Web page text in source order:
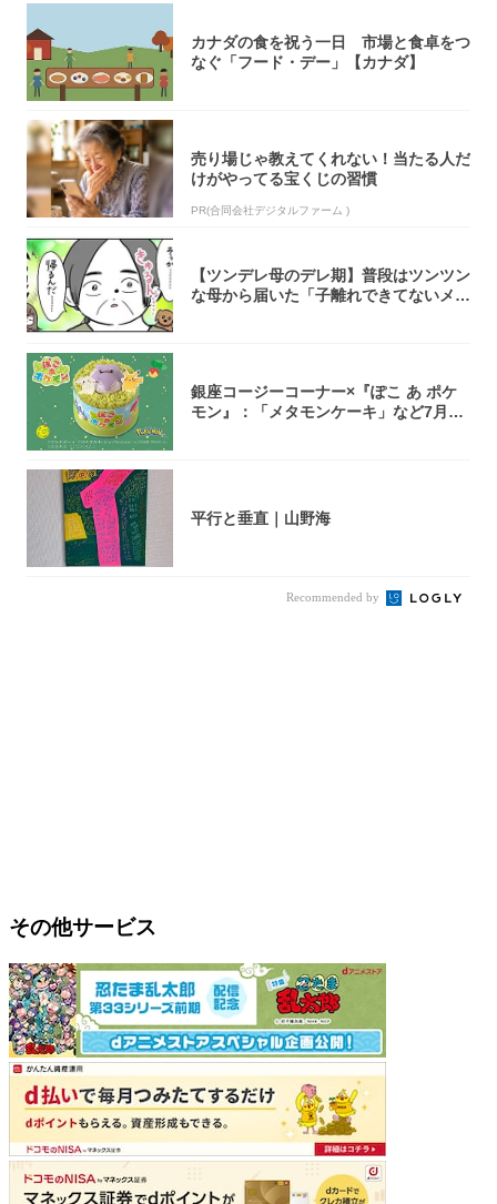
カナダの食を祝う一日 市場と食卓をつ
なぐ「フード・デー」【カナダ】
売り場じゃ教えてくれない！当たる人だ
けがやってる宝くじの習慣
PR(合同会社デジタルファーム )
【ツンデレ母のデレ期】普段はツンツン
な母から届いた「子離れできてないメー
銀座コージーコーナー×『ぽこ あ ポケ
モン』：「メタモンケーキ」など7月31
平行と垂直｜山野海
Recommended by
その他サービス